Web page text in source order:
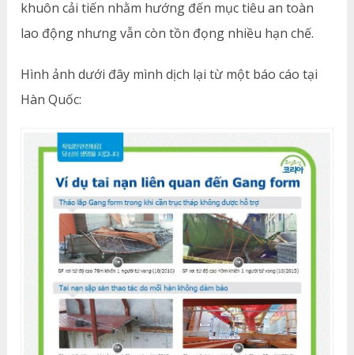
khuôn cải tiến nhằm hướng đến mục tiêu an toàn
lao động nhưng vẫn còn tồn đọng nhiều hạn chế.
Hình ảnh dưới đây mình dịch lại từ một báo cáo tại
Hàn Quốc: